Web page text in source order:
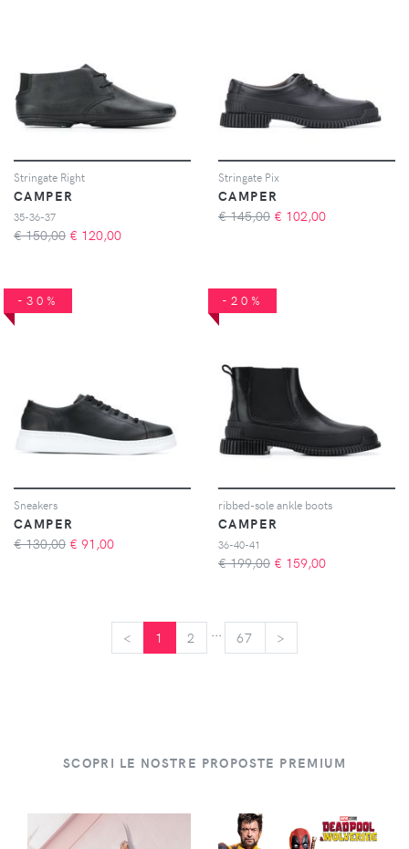
Stringate Right
CAMPER
35-36-37
€ 150,00 € 120,00
Stringate Pix
CAMPER
€ 145,00 € 102,00
-30%
Sneakers
CAMPER
€ 130,00 € 91,00
-20%
ribbed-sole ankle boots
CAMPER
36-40-41
€ 199,00 € 159,00
< 1 2 ... 67 >
SCOPRI LE NOSTRE PROPOSTE PREMIUM